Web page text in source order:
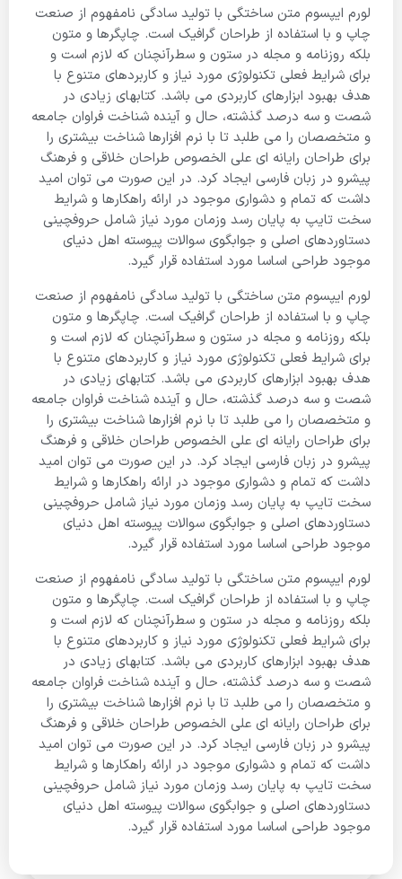
لورم ایپسوم متن ساختگی با تولید سادگی نامفهوم از صنعت
چاپ و با استفاده از طراحان گرافیک است. چاپگرها و متون
بلکه روزنامه و مجله در ستون و سطرآنچنان که لازم است و
برای شرایط فعلی تکنولوژی مورد نیاز و کاربردهای متنوع با
هدف بهبود ابزارهای کاربردی می باشد. کتابهای زیادی در
شصت و سه درصد گذشته، حال و آینده شناخت فراوان جامعه
و متخصصان را می طلبد تا با نرم افزارها شناخت بیشتری را
برای طراحان رایانه ای علی الخصوص طراحان خلاقی و فرهنگ
پیشرو در زبان فارسی ایجاد کرد. در این صورت می توان امید
داشت که تمام و دشواری موجود در ارائه راهکارها و شرایط
سخت تایپ به پایان رسد وزمان مورد نیاز شامل حروفچینی
دستاوردهای اصلی و جوابگوی سوالات پیوسته اهل دنیای
موجود طراحی اساسا مورد استفاده قرار گیرد.
لورم ایپسوم متن ساختگی با تولید سادگی نامفهوم از صنعت
چاپ و با استفاده از طراحان گرافیک است. چاپگرها و متون
بلکه روزنامه و مجله در ستون و سطرآنچنان که لازم است و
برای شرایط فعلی تکنولوژی مورد نیاز و کاربردهای متنوع با
هدف بهبود ابزارهای کاربردی می باشد. کتابهای زیادی در
شصت و سه درصد گذشته، حال و آینده شناخت فراوان جامعه
و متخصصان را می طلبد تا با نرم افزارها شناخت بیشتری را
برای طراحان رایانه ای علی الخصوص طراحان خلاقی و فرهنگ
پیشرو در زبان فارسی ایجاد کرد. در این صورت می توان امید
داشت که تمام و دشواری موجود در ارائه راهکارها و شرایط
سخت تایپ به پایان رسد وزمان مورد نیاز شامل حروفچینی
دستاوردهای اصلی و جوابگوی سوالات پیوسته اهل دنیای
موجود طراحی اساسا مورد استفاده قرار گیرد.
لورم ایپسوم متن ساختگی با تولید سادگی نامفهوم از صنعت
چاپ و با استفاده از طراحان گرافیک است. چاپگرها و متون
بلکه روزنامه و مجله در ستون و سطرآنچنان که لازم است و
برای شرایط فعلی تکنولوژی مورد نیاز و کاربردهای متنوع با
هدف بهبود ابزارهای کاربردی می باشد. کتابهای زیادی در
شصت و سه درصد گذشته، حال و آینده شناخت فراوان جامعه
و متخصصان را می طلبد تا با نرم افزارها شناخت بیشتری را
برای طراحان رایانه ای علی الخصوص طراحان خلاقی و فرهنگ
پیشرو در زبان فارسی ایجاد کرد. در این صورت می توان امید
داشت که تمام و دشواری موجود در ارائه راهکارها و شرایط
سخت تایپ به پایان رسد وزمان مورد نیاز شامل حروفچینی
دستاوردهای اصلی و جوابگوی سوالات پیوسته اهل دنیای
موجود طراحی اساسا مورد استفاده قرار گیرد.